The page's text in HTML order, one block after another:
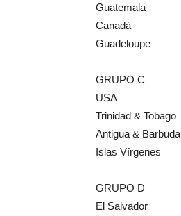
Guatemala
Canadá
Guadeloupe
GRUPO C
USA
Trinidad & Tobago
Antigua & Barbuda
Islas Vírgenes
GRUPO D
El Salvador